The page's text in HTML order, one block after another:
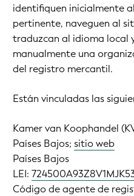
identifiquen inicialmente
pertinente, naveguen al
traduzcan al idioma local
manualmente una
del registro mercantil.
Están vinculadas las
Kamer van Koophandel
Países Bajos; sitio web
Países Bajos
LEI:
Código de agente de